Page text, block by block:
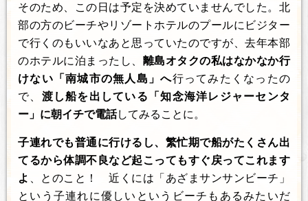
そのため、この日は予定を決めていませんでした。北
部の方のビーチやリゾートホテルのプールにビジター
で行くのもいいなあと思っていたのですが、去年本部
のホテルに泊まったし、 離島オタクの私はなかなか行
けない「南城市の無人島」へ行ってみたくなったの
で、 渡し船を出している「知念海洋レジャーセンタ
ー」に朝イチで電話してみることに。
子連れでも普通に行けるし、繁忙期で船がたくさん出
てるから体調不良など起こってもすぐ戻ってこれます
よ
、とのこと！ 近くには「あざまサンサンビーチ」
という子連れに優しいというビーチもあるみたいだ